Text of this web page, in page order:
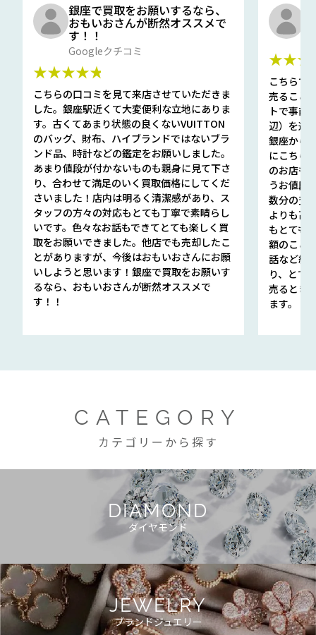
銀座で買取をお願いするなら、
おもいおさんが断然オススメで
す！！
Googleクチコミ
★★★★★
こちらの口コミを見て来店させていただきま
した。銀座駅近くて大変便利な立地にありま
す。古くてあまり状態の良くないVUITTON
のバッグ、財布、ハイブランドではないブラ
ンド品、時計などの鑑定をお願いしました。
あまり値段が付かないものも親身に見て下さ
り、合わせて満足のいく買取価格にしてくだ
さいました！店内は明るく清潔感があり、ス
タッフの方々の対応もとても丁寧で素晴らし
いです。色々なお話もできてとても楽しく買
取をお願いできました。他店でも売却したこ
とがありますが、今後はおもいおさんにお願
いしようと思います！銀座で買取をお願いす
るなら、おもいおさんが断然オススメで
す！！
こちらで
売ること
トで事前
辺）を選
銀座から
にこちら
のお店も
うお値段
数分の査
よりも高
もとても
額のこと
話など細
り、とて
売るとき
ます。
CATEGORY
カテゴリーから探す
DIAMOND
ダイヤモンド
JEWELRY
ブランドジュエリー